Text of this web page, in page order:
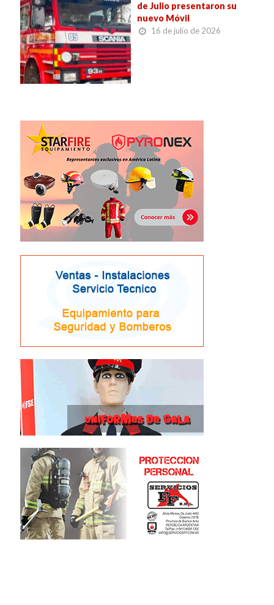
de Julio presentaron su
nuevo Móvil
16 de julio de 2026